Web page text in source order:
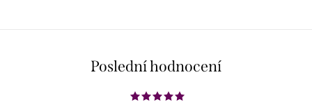
Poslední hodnocení